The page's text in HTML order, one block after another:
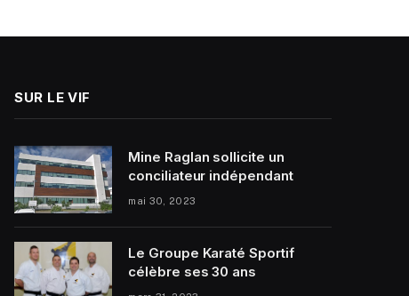
SUR LE VIF
Mine Raglan sollicite un
conciliateur indépendant
mai 30, 2023
Le Groupe Karaté Sportif
célèbre ses 30 ans